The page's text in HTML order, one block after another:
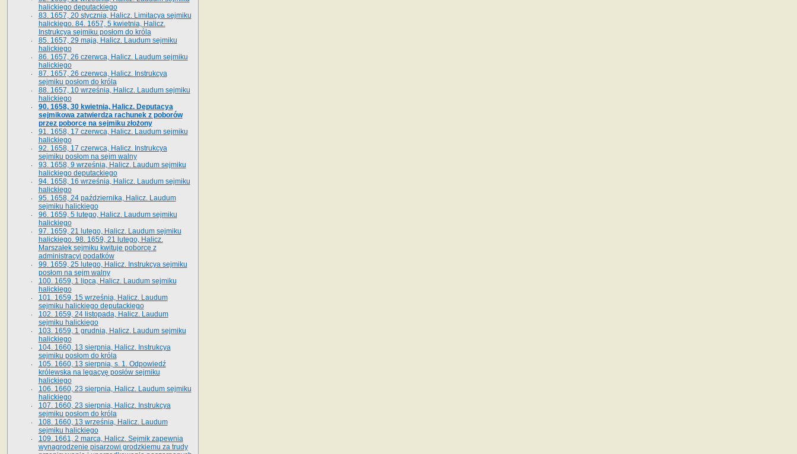
halickiego deputackiego
83. 1657, 20 stycznia, Halicz. Limitacya sejmiku
halickiego. 84. 1657, 5 kwietnia, Halicz.
Instrukcya sejmiku posłom do króla
85. 1657, 29 maja, Halicz. Laudum sejmiku
halickiego
86. 1657, 26 czerwca, Halicz. Laudum sejmiku
halickiego
87. 1657, 26 czerwca, Halicz. Instrukcya
sejmiku posłom do króla
88. 1657, 10 września, Halicz. Laudum sejmiku
halickiego
90. 1658, 30 kwietnia, Halicz. Deputacya
sejmikowa zatwierdza rachunek z poborów
przez poborcę na sejmiku złożony
91. 1658, 17 czerwca, Halicz. Laudum sejmiku
halickiego
92. 1658, 17 czerwca, Halicz. Instrukcya
sejmiku posłom na sejm walny
93. 1658, 9 września, Halicz. Laudum sejmiku
halickiego deputackiego
94. 1658, 16 września, Halicz. Laudum sejmiku
halickiego
95. 1658, 24 października, Halicz. Laudum
sejmiku halickiego
96. 1659, 5 lutego, Halicz. Laudum sejmiku
halickiego
97. 1659, 21 lutego, Halicz. Laudum sejmiku
halickiego. 98. 1659, 21 lutego, Halicz.
Marszałek sejmiku kwituje poborcę z
administracyi podatków
99. 1659, 25 lutego, Halicz. Instrukcya sejmiku
posłom na sejm walny
100. 1659, 1 lipca, Halicz. Laudum sejmiku
halickiego
101. 1659, 15 września, Halicz. Laudum
sejmiku halickiego deputackiego
102. 1659, 24 listopada, Halicz. Laudum
sejmiku halickiego
103. 1659, 1 grudnia, Halicz. Laudum sejmiku
halickiego
104. 1660, 13 sierpnia, Halicz. Instrukcya
sejmiku posłom do króla
105. 1660, 13 sierpnia, s. 1. Odpowiedź
królewska na legacyę posłów sejmiku
halickiego
106. 1660, 23 sierpnia, Halicz. Laudum sejmiku
halickiego
107. 1660, 23 sierpnia, Halicz. Instrukcya
sejmiku posłom do króla
108. 1660, 13 września, Halicz. Laudum
sejmiku halickiego
109. 1661, 2 marca, Halicz. Sejmik zapewnia
wynagrodzenie pisarzowi grodzkiemu za trudy